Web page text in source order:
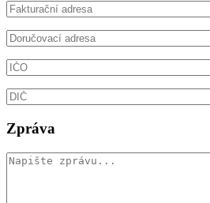
Zpráva